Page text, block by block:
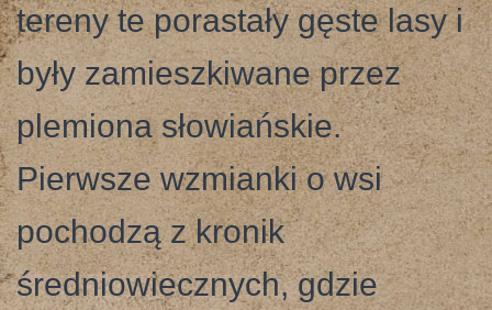
tereny te porastały gęste lasy i
były zamieszkiwane przez
plemiona słowiańskie.
Pierwsze wzmianki o wsi
pochodzą z kronik
średniowiecznych, gdzie